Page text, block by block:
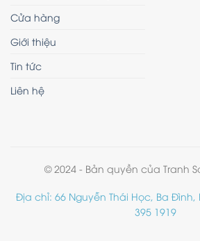
Cửa hàng
Giới thiệu
Tin tức
Liên hệ
© 2024 - Bản quyền của Tranh
Địa chỉ: 66 Nguyễn Thái Học, Ba Đình,
395 1919